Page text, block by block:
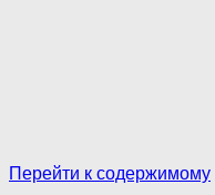
Перейти к содержимому